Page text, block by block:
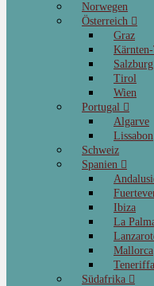
Norwegen
Österreich
Graz
Salzburg
Tirol
Wien
Portugal
Algarve
Lissabon
Schweiz
Spanien
Ibiza
La
Mallorca
Teneriffa
Südafrika